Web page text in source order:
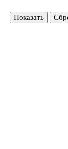
Показать